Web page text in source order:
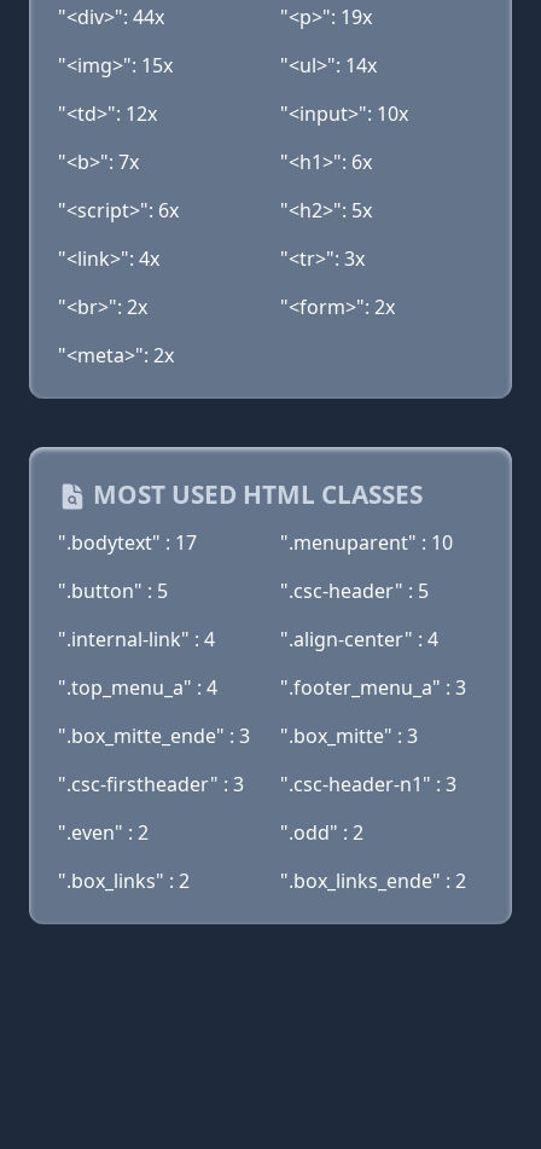
"<div>": 44x
"<p>": 19x
"<img>": 15x
"<ul>": 14x
"<td>": 12x
"<input>": 10x
"<b>": 7x
"<h1>": 6x
"<script>": 6x
"<h2>": 5x
"<link>": 4x
"<tr>": 3x
"<br>": 2x
"<form>": 2x
"<meta>": 2x
MOST USED HTML CLASSES
".bodytext" : 17
".menuparent" : 10
".button" : 5
".csc-header" : 5
".internal-link" : 4
".align-center" : 4
".top_menu_a" : 4
".footer_menu_a" : 3
".box_mitte_ende" : 3
".box_mitte" : 3
".csc-firstheader" : 3
".csc-header-n1" : 3
".even" : 2
".odd" : 2
".box_links" : 2
".box_links_ende" : 2